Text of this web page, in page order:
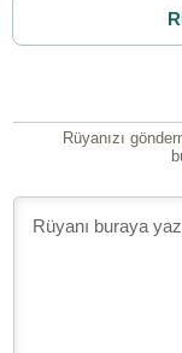
Rüyanızı